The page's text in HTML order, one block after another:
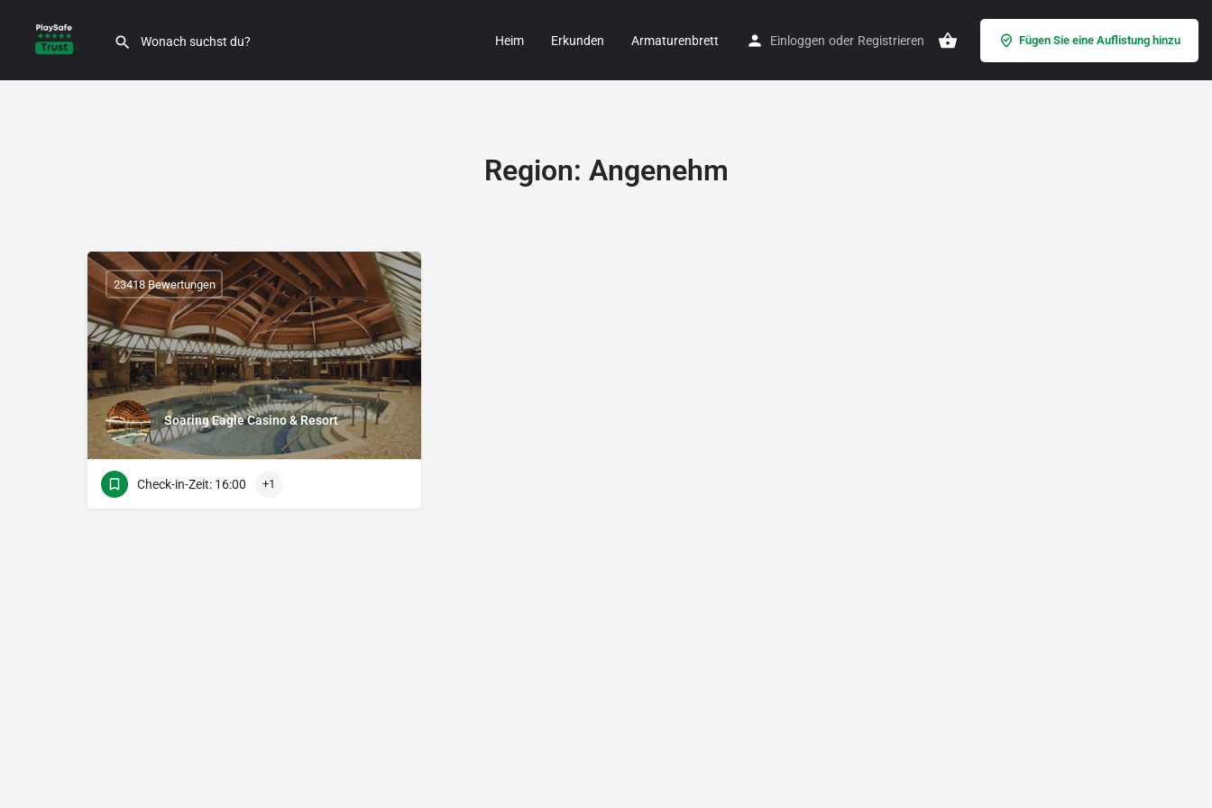
Heim Erkunden Armaturenbrett Einloggen oder Registrieren Fügen Sie eine Auflistung hinzu
Region: Angenehm
Soaring Eagle Casino & Resort
23418 Bewertungen
Check-in-Zeit: 16:00 +1